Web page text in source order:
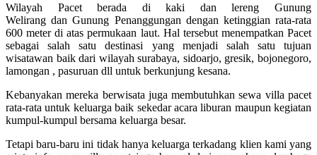
Wilayah Pacet berada di kaki dan lereng Gunung
Welirang dan Gunung Penanggungan dengan ketinggian rata-rata
600 meter di atas permukaan laut. Hal tersebut menempatkan Pacet
sebagai salah satu destinasi yang menjadi salah satu tujuan
wisatawan baik dari wilayah surabaya, sidoarjo, gresik, bojonegoro,
lamongan , pasuruan dll untuk berkunjung kesana.
Kebanyakan mereka berwisata juga membutuhkan sewa villa pacet
rata-rata untuk keluarga baik sekedar acara liburan maupun kegiatan
kumpul-kumpul bersama keluarga besar.
Tetapi baru-baru ini tidak hanya keluarga terkadang klien kami yang